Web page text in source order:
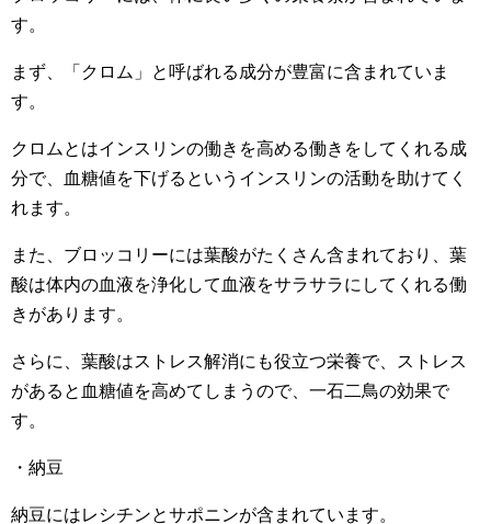
す。
まず、「クロム」と呼ばれる成分が豊富に含まれていま
す。
クロムとはインスリンの働きを高める働きをしてくれる成
分で、血糖値を下げるというインスリンの活動を助けてく
れます。
また、ブロッコリーには葉酸がたくさん含まれており、葉
酸は体内の血液を浄化して血液をサラサラにしてくれる働
きがあります。
さらに、葉酸はストレス解消にも役立つ栄養で、ストレス
があると血糖値を高めてしまうので、一石二鳥の効果で
す。
・納豆
納豆にはレシチンとサポニンが含まれています。